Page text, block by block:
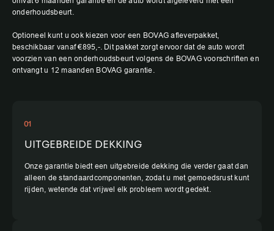
onderhoudsbeurt.
Optioneel kunt u ook kiezen voor een BOVAG afleverpakket,
beschikbaar vanaf €895,-. Dit pakket zorgt ervoor dat de auto wordt
voorzien van een onderhoudsbeurt volgens de BOVAG voorschriften en
ontvangt u 12 maanden BOVAG garantie.
01
UITGEBREIDE DEKKING
Onze garantie biedt een uitgebreide dekking die verder gaat dan
alleen de standaardcomponenten, zodat u met gemoedsrust kunt
rijden, wetende dat vrijwel elk probleem wordt gedekt.